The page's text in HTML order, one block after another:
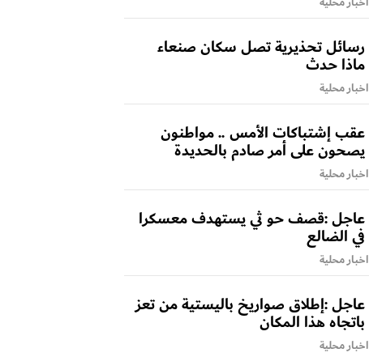
رسائل تحذيرية تصل سكان صنعاء
ماذا حدث
اخبار محلية
عقب إشتباكات الأمس .. مواطنون
يصحون على أمر صادم بالحديدة
اخبار محلية
عاجل :قصف حو ثي يستهدف معسكرا
في الضالع
اخبار محلية
عاجل :إطلاق صواريخ باليستية من تعز
باتجاه هذا المكان
اخبار محلية